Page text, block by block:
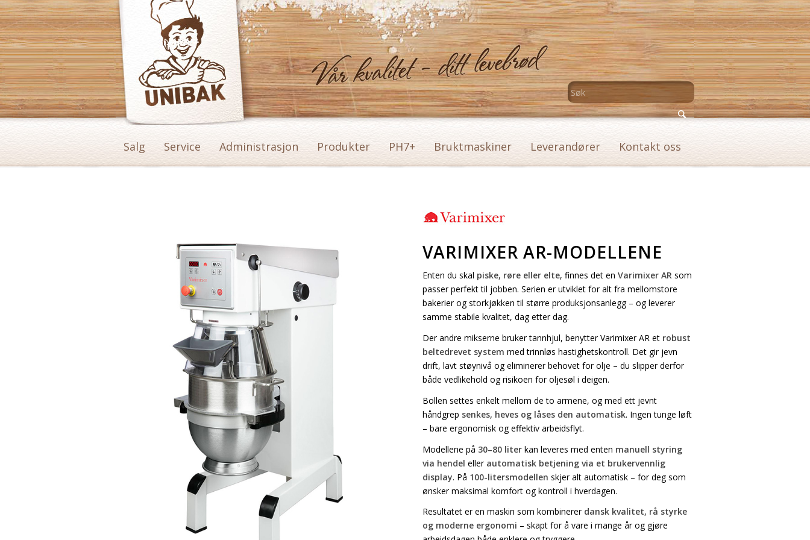
Salg Service Administrasjon Produkter PH7+ Bruktmaskiner Leverandører Kontakt oss
Piskemaskin
VARIMIXER AR-MODELLENE
Enten du skal piske, røre eller elte, finnes det en Varimixer ARsom
passer perfekt til jobben. Serien er utviklet for alt fra mellomstore
bakerier og storkjøkken til større produksjonsanlegg – og leverer
samme stabile kvalitet, dag etter dag.
Der andre mikserne bruker tannhjul, benytter Varimixer AR et robust
beltedrevet system med trinnløs hastighetskontroll. Det gir jevn
drift, lavt støynivå og eliminerer behovet for olje – du slipper derfor
både vedlikehold og risikoen for oljesøl i deigen.
Bollen settes enkelt mellom de to armene, og med ett jevnt
håndgrep senkes, heves og låses den automatisk. Ingen tunge løft
– bare ergonomisk og effektiv arbeidsflyt.
Modellene på 30–80 literkan leveres med enten manuell styring
via hendel eller automatisk betjening via et brukervennlig
display. På 100-litersmodellen skjer alt automatisk – for deg som
ønsker maksimal komfort og kontroll i hverdagen.
Resultatet er en maskin som kombinerer dansk kvalitet, rå styrke
og moderne ergonomi – skapt for å vare i mange år og gjøre